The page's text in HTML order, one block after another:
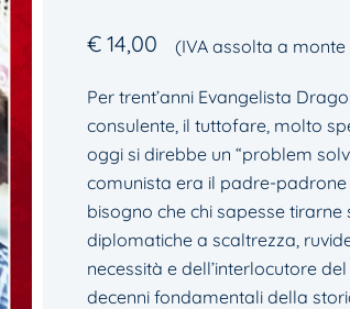
€14,00 (IVA assolta a monte
Per trent’anni Evangelista
consulente, il tuttofare, molto
oggi si direbbe un “problem
comunista era il padre-
bisogno che chi sapesse
diplomatiche a scaltrezza,
necessità e dell’interlocutore
decenni fondamentali della